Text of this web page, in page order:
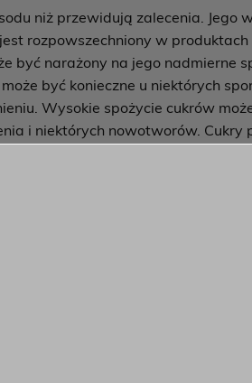
niż przewidują zalecenia. Jego
rozpowszechniony w
być narażony na jego nadmierne
być konieczne u niektórych
Wysokie spożycie cukrów
i niektórych nowotworów. Cukry
innymi substancjami
rozsądkiem. Dobrym podejściem
wykładu wyczerpująco
przez młodzież.
które są równie smaczne co
test wiedzy dotyczący